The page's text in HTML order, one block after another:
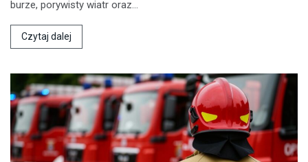
burze, porywisty wiatr oraz…
Czytaj dalej